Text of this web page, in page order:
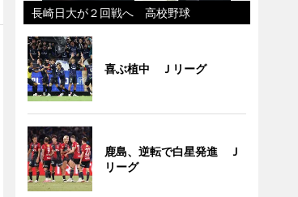
長崎日大が２回戦へ 高校野球
喜ぶ植中 Ｊリーグ
鹿島、逆転で白星発進 Ｊ
リーグ